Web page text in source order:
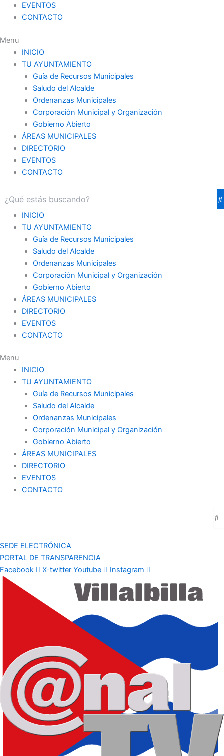
EVENTOS
CONTACTO
Menu
INICIO
TU AYUNTAMIENTO
Guía de Recursos Municipales
Saludo del Alcalde
Ordenanzas Municipales
Corporación Municipal y Organización
Gobierno Abierto
ÁREAS MUNICIPALES
DIRECTORIO
EVENTOS
CONTACTO
INICIO
TU AYUNTAMIENTO
Guía de Recursos Municipales
Saludo del Alcalde
Ordenanzas Municipales
Corporación Municipal y Organización
Gobierno Abierto
ÁREAS MUNICIPALES
DIRECTORIO
EVENTOS
CONTACTO
Menu
INICIO
TU AYUNTAMIENTO
Guía de Recursos Municipales
Saludo del Alcalde
Ordenanzas Municipales
Corporación Municipal y Organización
Gobierno Abierto
ÁREAS MUNICIPALES
DIRECTORIO
EVENTOS
CONTACTO
SEDE ELECTRÓNICA
PORTAL DE TRANSPARENCIA
Facebook
X-twitter Youtube Instagram